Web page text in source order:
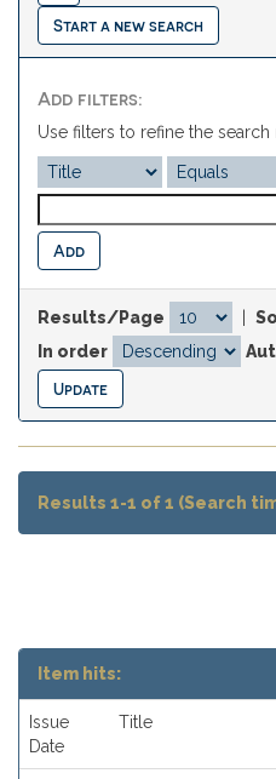
Start a new search
Add filters:
Use filters to refine the search
Results/Page
In order
Results 1-1 of 1 (Search
Item hits:
Issue
Date
Title